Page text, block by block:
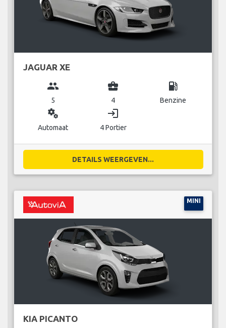
JAGUAR XE
group
5
business_center
4
local_gas_station
Benzine
miscellaneous_services
Automaat
login
4 Portier
DETAILS WEERGEVEN...
MINI
KIA PICANTO